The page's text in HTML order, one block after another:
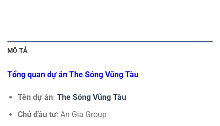
MÔ TẢ
Tổng quan dự án The Sóng Vũng Tàu
Tên dự án: The Sóng Vũng Tàu
Chủ đầu tư: An Gia Group